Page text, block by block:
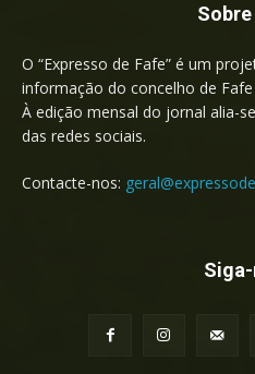
O “Expresso de Fafe” é um
informação do concelho de
À edição mensal do jornal alia-
das redes sociais.
Contacte-nos: